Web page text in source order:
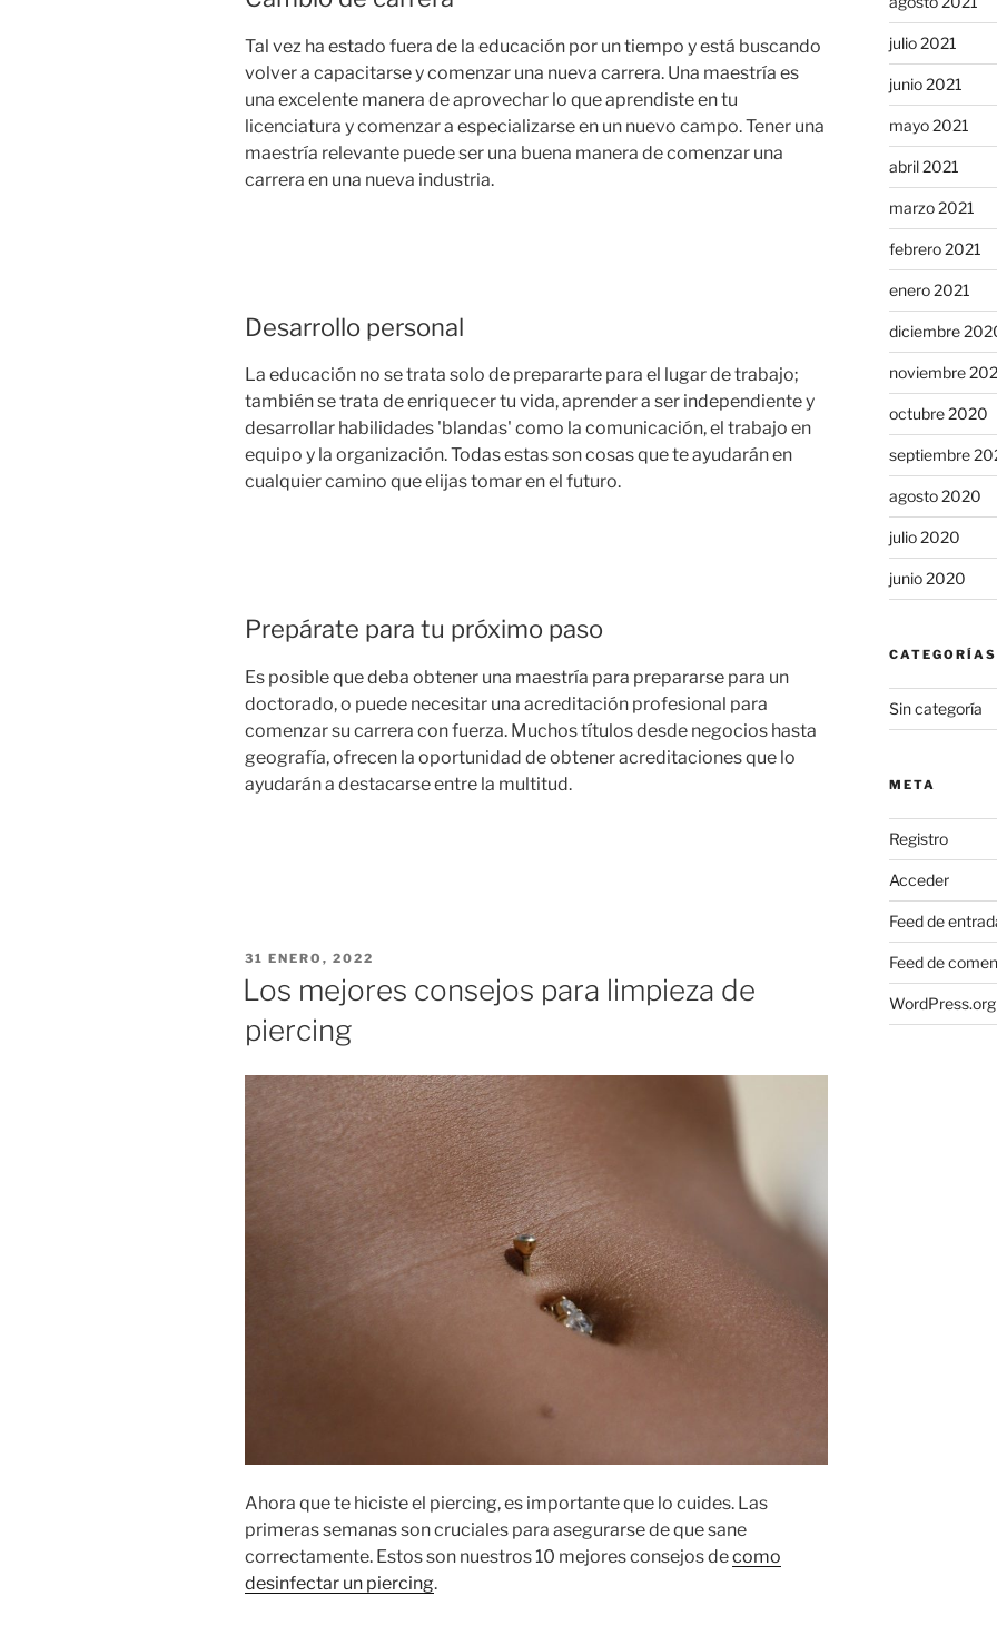
Tal vez ha estado fuera de la educación por un tiempo y está buscando
volver a capacitarse y comenzar una nueva carrera. Una maestría es
una excelente manera de aprovechar lo que aprendiste en tu
licenciatura y comenzar a especializarse en un nuevo campo. Tener una
maestría relevante puede ser una buena manera de comenzar una
carrera en una nueva industria.
Desarrollo personal
La educación no se trata solo de prepararte para el lugar de trabajo;
también se trata de enriquecer tu vida, aprender a ser independiente y
desarrollar habilidades 'blandas' como la comunicación, el trabajo en
equipo y la organización. Todas estas son cosas que te ayudarán en
cualquier camino que elijas tomar en el futuro.
Prepárate para tu próximo paso
Es posible que deba obtener una maestría para prepararse para un
doctorado, o puede necesitar una acreditación profesional para
comenzar su carrera con fuerza. Muchos títulos desde negocios hasta
geografía, ofrecen la oportunidad de obtener acreditaciones que lo
ayudarán a destacarse entre la multitud.
PUBLICADO
31 ENERO, 2022
Los mejores consejos para limpieza de
piercing
Ahora que te hiciste el piercing, es importante que lo cuides. Las
primeras semanas son cruciales para asegurarse de que sane
correctamente. Estos son nuestros 10 mejores consejos decomo
desinfectar un piercing.
julio 2021
junio 2021
mayo 2021
abril 2021
marzo 2021
febrero 2021
enero 2021
diciembre
noviembre
octubre 2020
septiembre
agosto 2020
julio 2020
junio 2020
CATEGORÍAS
Sin categoría
META
Registro
Acceder
Feed de
Feed de
WordPress.org